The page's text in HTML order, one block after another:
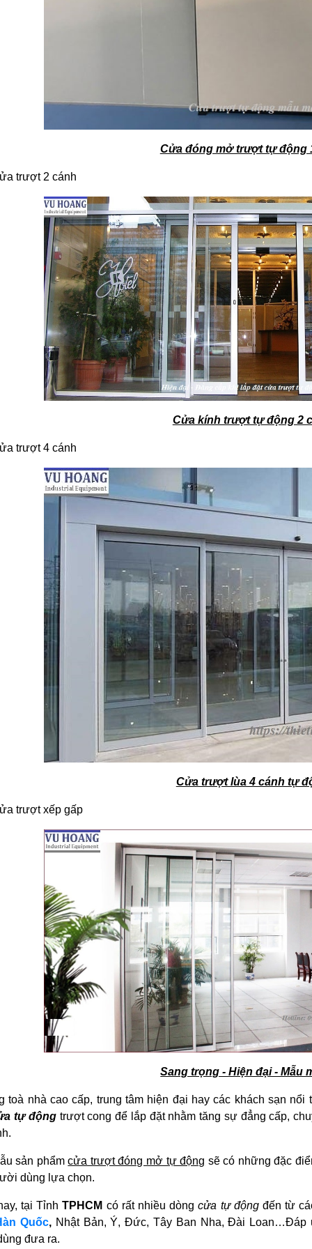
Cửa đóng mở trượt tự động
trượt 2 cánh
Cửa kính trượt tự động 2
trượt 4 cánh
Cửa trượt lùa 4 cánh tự
trượt xếp gấp
Sang trọng - Hiện đại - Mẫu
toà nhà cao cấp, trung tâm hiện đại hay các khách sạn
tự độngtrượt cong để lắp đặt nhằm tăng sự đẳng cấp,
sản phẩmcửa trượt đóng mở tự động sẽ có những đặc
dùng lựa chọn.
tại TỉnhTPHCM có rất nhiều dòng cửa tự động đến từ
Quốc, Nhật Bản, Ý, Đức, Tây Ban Nha, Đài Loan…Đáp
đưa ra.